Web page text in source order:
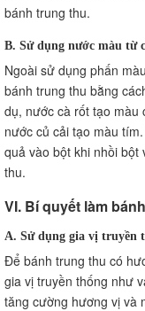
bánh trung thu.
B. Sử dụng nước màu từ
Ngoài sử dụng phấn
bánh trung thu bằng
dụ, nước cà rốt tạo màu
nước củ cải tạo màu
quả vào bột khi nhồi
thu.
VI. Bí quyết làm
A. Sử dụng gia vị truyền
Để bánh trung thu có
gia vị truyền thống như
tăng cường hương vị và